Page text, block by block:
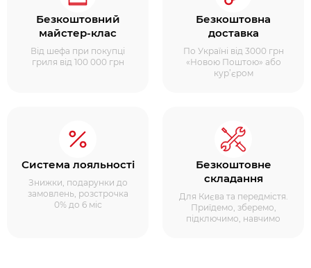
Безкоштовний
майстер-клас
Від шефа при покупці
гриля від 100 000 грн
Безкоштовна
доставка
По Україні від 3000 грн
«Новою Поштою» або
кур’єром
Система лояльності
Знижки, подарунки до
замовлень, розстрочка
0% до 6 міс
Безкоштовне
складання
Для Києва та передмістя.
Приїдемо, зберемо,
підключимо, навчимо